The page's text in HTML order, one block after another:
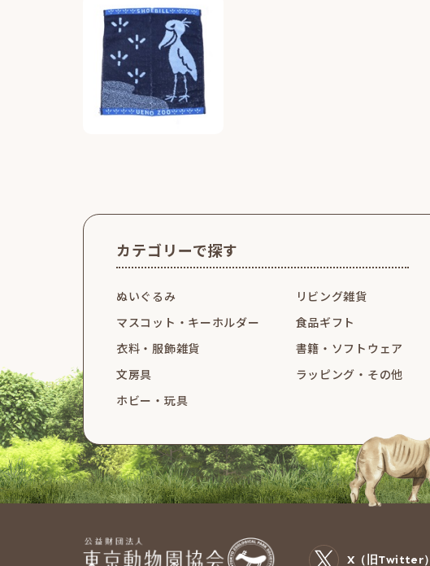
カテゴリーで探す
ぬいぐるみ
マスコット・ キーホルダー
衣料・服飾雑貨
文房具
ホビー・玩具
リビング雑貨
食品ギフト
書籍・ソフトウェア
ラッピング・その他
X（旧Twitter）